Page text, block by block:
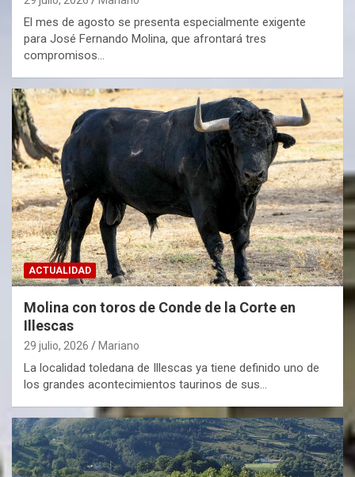
El mes de agosto se presenta especialmente exigente
para José Fernando Molina, que afrontará tres
compromisos…
ACTUALIDAD
Molina con toros de Conde de la Corte en
Illescas
29 julio, 2026 Mariano
La localidad toledana de Illescas ya tiene definido uno de
los grandes acontecimientos taurinos de sus…